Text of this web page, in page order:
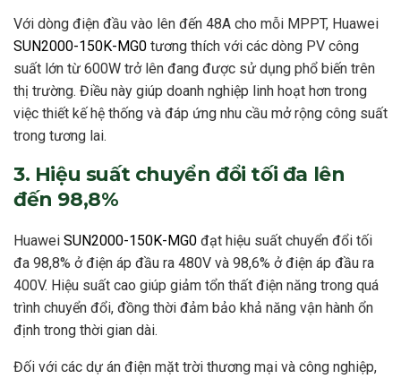
Với dòng điện đầu vào lên đến 48A cho mỗi MPPT, Huawei
SUN2000-150K-MG0 tương thích với các dòng PV công
suất lớn từ 600W trở lên đang được sử dụng phổ biến trên
thị trường. Điều này giúp doanh nghiệp linh hoạt hơn trong
việc thiết kế hệ thống và đáp ứng nhu cầu mở rộng công suất
trong tương lai.
3. Hiệu suất chuyển đổi tối đa lên
đến 98,8%
Huawei SUN2000-150K-MG0 đạt hiệu suất chuyển đổi tối
đa 98,8% ở điện áp đầu ra 480V và 98,6% ở điện áp đầu ra
400V. Hiệu suất cao giúp giảm tổn thất điện năng trong quá
trình chuyển đổi, đồng thời đảm bảo khả năng vận hành ổn
định trong thời gian dài.
Đối với các dự án điện mặt trời thương mại và công nghiệp,